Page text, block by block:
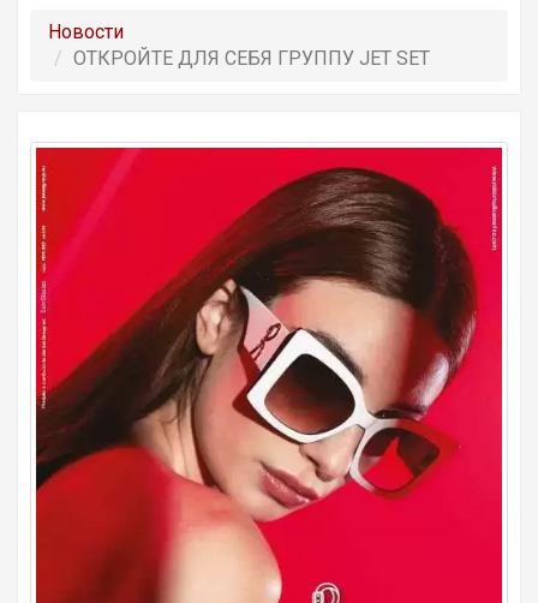
Новости
ОТКРОЙТЕ ДЛЯ СЕБЯ ГРУППУ JET SET